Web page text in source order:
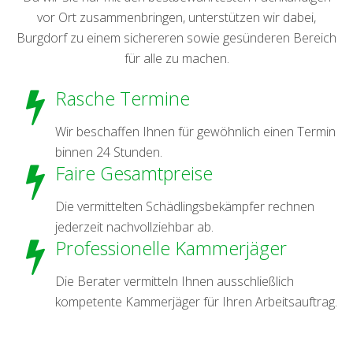
vor Ort zusammenbringen, unterstützen wir dabei,
Burgdorf zu einem sichereren sowie gesünderen Bereich
für alle zu machen.
Rasche Termine
Wir beschaffen Ihnen für gewöhnlich einen Termin
binnen 24 Stunden.
Faire Gesamtpreise
Die vermittelten Schädlingsbekämpfer rechnen
jederzeit nachvollziehbar ab.
Professionelle Kammerjäger
Die Berater vermitteln Ihnen ausschließlich
kompetente Kammerjäger für Ihren Arbeitsauftrag.